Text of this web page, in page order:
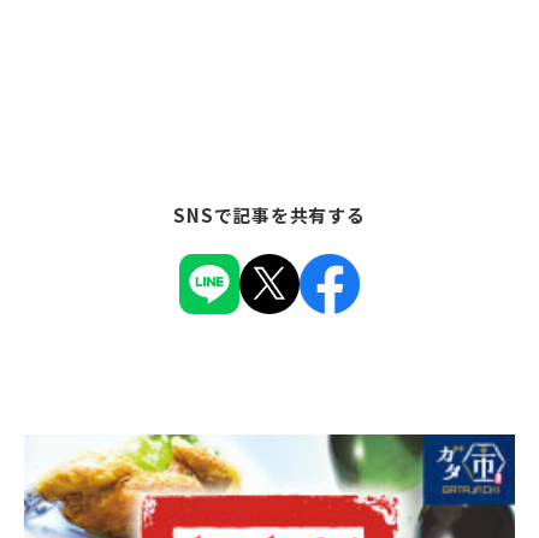
SNSで記事を共有する